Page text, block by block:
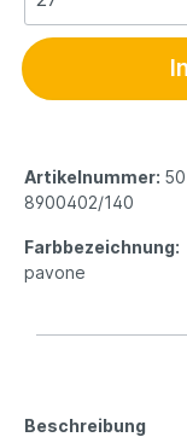
Artikelnummer: 50
8900402/140
Farbbezeichnung:
pavone
Beschreibung